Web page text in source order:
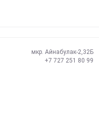
мкр. Айнабулак-2,32Б
+7 727 251 80 99